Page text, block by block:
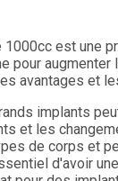
1000cc est une
pour
avantages et
implants
et les
de corps et
d'avoir